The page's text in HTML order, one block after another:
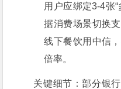
用户应绑定3-4张
据消费场景切换
线下餐饮用中信
倍率。
关键细节：部分银